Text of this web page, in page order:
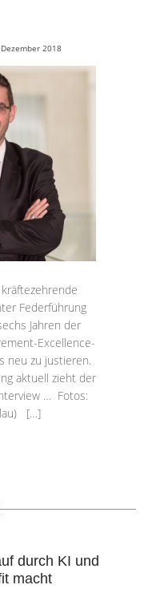
2018
Federführung
Jahren der
Excellence-
neu zu justieren.
aktuell zieht der
… Fotos:
[…]
durch KI und
macht